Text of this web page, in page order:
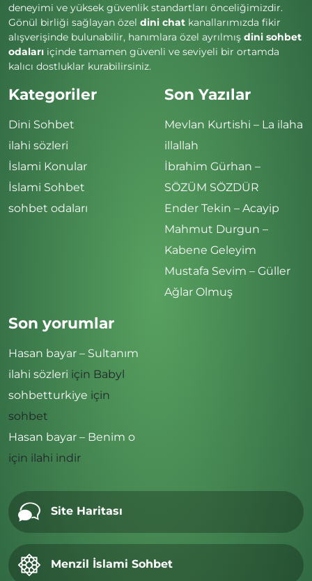
deneyimi ve yüksek güvenlik standartları önceliğimizdir.
Gönül birliği sağlayan özel dini chat kanallarımızda fikir
alışverişinde bulunabilir, hanımlara özel ayrılmış dini sohbet
odaları içinde tamamen güvenli ve seviyeli bir ortamda
kalıcı dostluklar kurabilirsiniz.
Kategoriler
Dini Sohbet
ilahi sözleri
İslami Konular
İslami Sohbet
sohbet odaları
Son Yazılar
Mevlan Kurtishi – La ilaha
illallah
İbrahim Gürhan –
SÖZÜM SÖZDÜR
Ender Tekin – Acayip
Mahmut Durgun –
Kabene Geleyim
Mustafa Sevim – Güller
Ağlar Olmuş
Son yorumlar
Hasan bayar – Sultanım
ilahi sözleri için Babyl
sohbetturkiye için
sohbet
Hasan bayar – Benim o
için ilahi indir
Site Haritası
Menzil İslami Sohbet